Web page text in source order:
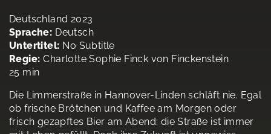
Deutschland 2023
Sprache: Deutsch
Untertitel: No Subtitle
Regie: Charlotte Sophie Finck von Finckenstein
25 min
Die Limmerstraße in Hannover-Linden schläft nie. Egal
ob frische Brötchen und Kaffee am Morgen oder
frisch gezapftes Bier am Abend: die Straße ist immer